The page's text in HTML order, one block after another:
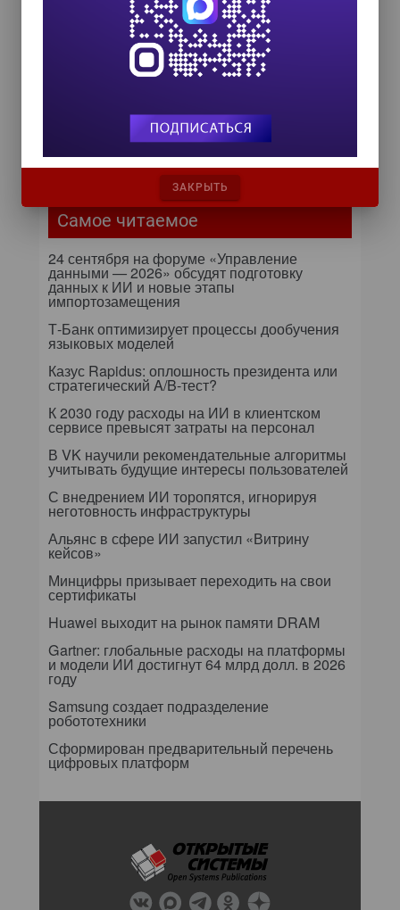
HR TECH + ИИ ТРАНСФОРМАЦИЯ 2026
8 октября 2026
превращает дата-каталог в
ядро контура безопасности
Далее...
Самое читаемое
24 сентября на форуме «Управление
данными — 2026» обсудят подготовку
данных к ИИ и новые этапы
импортозамещения
Т-Банк оптимизирует процессы дообучения
языковых моделей
Казус Rapidus: оплошность президента или
стратегический A/B-тест?
К 2030 году расходы на ИИ в клиентском
сервисе превысят затраты на персонал
В VK научили рекомендательные алгоритмы
учитывать будущие интересы пользователей
С внедрением ИИ торопятся, игнорируя
неготовность инфраструктуры
Альянс в сфере ИИ запустил «Витрину
кейсов»
Минцифры призывает переходить на свои
сертификаты
Huawei выходит на рынок памяти DRAM
Gartner: глобальные расходы на платформы
и модели ИИ достигнут 64 млрд долл. в 2026
году
Samsung создает подразделение
робототехники
Сформирован предварительный перечень
цифровых платформ
ЗАКРЫТЬ